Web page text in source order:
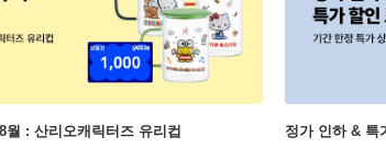
월 : 산리오캐릭터즈 유리컵 정가 인하 & 특